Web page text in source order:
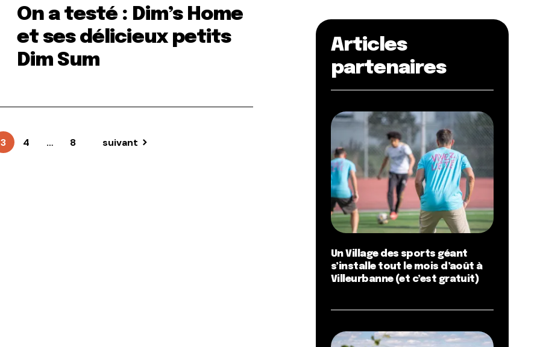
On a testé : Dim’s Home
et ses délicieux petits
Dim Sum
3 4 … 8 suivant
Articles
partenaires
Un Village des sports géant
s’installe tout le mois d’août à
Villeurbanne (et c’est gratuit)